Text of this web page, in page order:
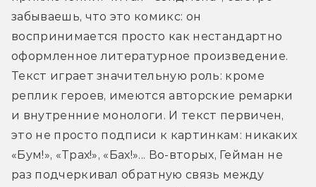
забываешь, что это комикс: он
воспринимается просто как нестандартно
оформленное литературное произведение.
Текст играет значительную роль: кроме
реплик героев, имеются авторские ремарки
и внутренние монологи. И текст первичен,
это не просто подписи к картинкам: никаких
«Бум!», «Трах!», «Бах!»... Во-вторых, Гейман не
раз подчеркивал обратную связь между